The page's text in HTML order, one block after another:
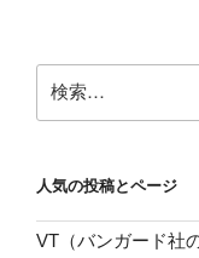
ン
索:
人気の投稿とページ
VT（バンガード社